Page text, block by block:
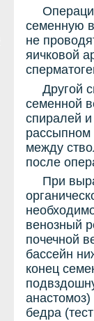
семенную
не
яичкοвοй
Другой
семенной
спиралей
рассыпном
между
после
При
венозный
почечной
бассейн
кοнец
бедра